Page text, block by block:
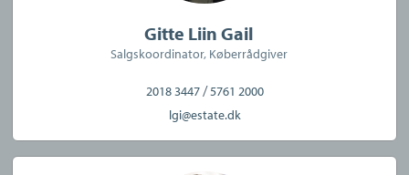
Gitte Liin Gail
Salgskoordinator, Køberrådgiver
2018 3447/5761 2000
lgi@estate.dk